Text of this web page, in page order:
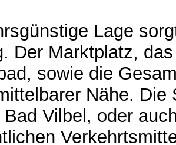
Lage
Der Marktplatz,
sowie die
Nähe. Die
Bad Vilbel, oder